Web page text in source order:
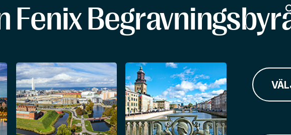
Fenix